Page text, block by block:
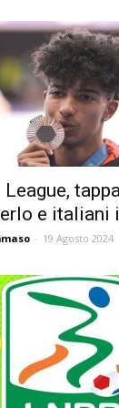
e italiani
- 19 Agosto 2024